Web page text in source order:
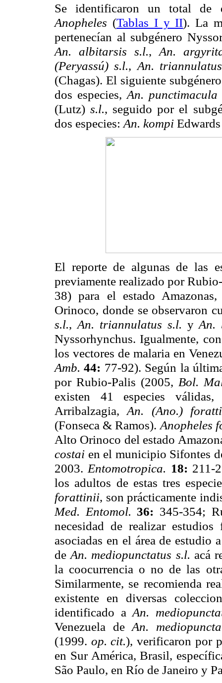
Se identificaron un total de
Anopheles (Tablas I y II). La
pertenecían al subgénero
An. albitarsis s.l., An.
(Peryassú) s.l., An.
(Chagas). El siguiente
dos especies, An. punctimacula
(Lutz)s.l., seguido por el
dos especies: An. kompi
El reporte de algunas de las
previamente realizado por
38) para el estado
Orinoco, donde se observaron
s.l., An. triannulatus s.l. yAn.
Nyssorhynchus. Igualmente,
los vectores de malaria en
Amb.44: 77-92). Según la
por Rubio-Palis (2005, Bol.
existen 41 especies
Arribalzagia,An. (Ano.)
(Fonseca & Ramos). Anopheles
Alto Orinoco del estado
costai en el municipio Sifontes
2003. Entomotropica. 18: 211-
los adultos de estas tres
forattinii, son prácticamente
Med. Entomol. 36: 345-354;
necesidad de realizar
asociadas en el área de
deAn. mediopunctatus s.l. acá
la coocurrencia o no de las
Similarmente, se recomienda
existente en diversas
identificado aAn.
Venezuela de An.
(1999. op. cit.), verificaron por
en Sur América, Brasil,
São Paulo, en Río de Janeiro y